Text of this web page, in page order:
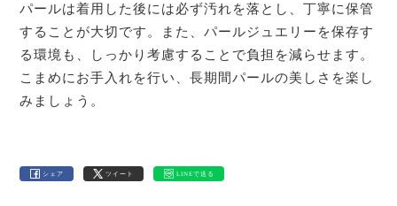
パールは着用した後には必ず汚れを落とし、丁寧に保管
することが大切です。また、パールジュエリーを保存す
る環境も、しっかり考慮することで負担を減らせます。
こまめにお手入れを行い、長期間パールの美しさを楽し
みましょう。
シェア ツイート LINEで送る